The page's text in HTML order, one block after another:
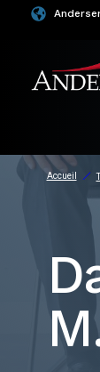
Accueil